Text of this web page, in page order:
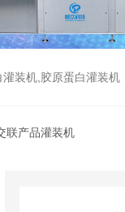
装机,胶原蛋白灌装机
联产品灌装机